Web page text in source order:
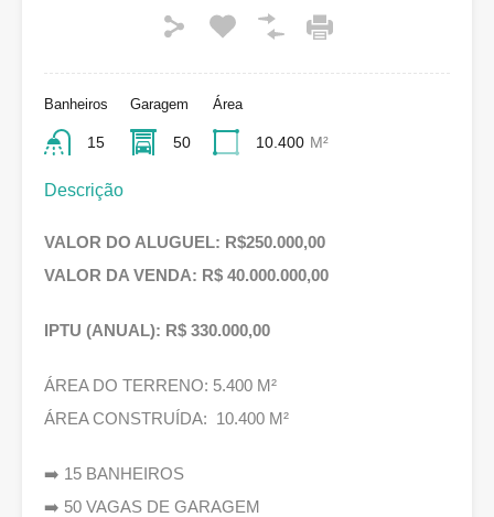
Banheiros
15
Garagem
50
Área
10.400 M²
Descrição
VALOR DO ALUGUEL: R$250.000,00
VALOR DA VENDA: R$ 40.000.000,00
IPTU (ANUAL): R$ 330.000,00
ÁREA DO TERRENO: 5.400 M²
ÁREA CONSTRUÍDA: 10.400 M²
➡️ 15 BANHEIROS
➡️ 50 VAGAS DE GARAGEM